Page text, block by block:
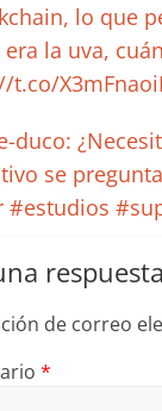
lo que
era la uva,
t.co/
duco:
se
#estudios
respuesta
de correo
*